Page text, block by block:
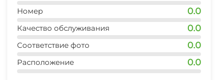
Терраса
Садовая мебель
Номер 0.0
Качество обслуживания 0.0
Соответствие фото 0.0
Расположение 0.0